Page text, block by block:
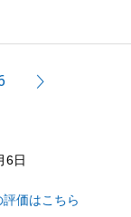
てお手伝いさ
け下さい。
6日
評価はこちら